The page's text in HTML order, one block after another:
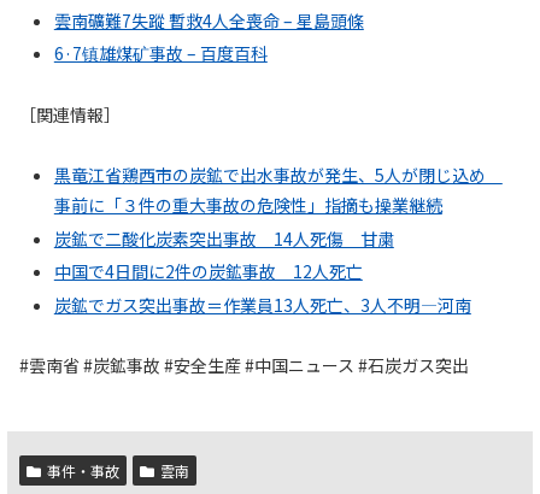
雲南礦難7失蹤 暫救4人全喪命 – 星島頭條
6·7镇雄煤矿事故 – 百度百科
［関連情報］
黒竜江省鶏西市の炭鉱で出水事故が発生、5人が閉じ込め
事前に「３件の重大事故の危険性」指摘も操業継続
炭鉱で二酸化炭素突出事故 14人死傷 甘粛
中国で4日間に2件の炭鉱事故 12人死亡
炭鉱でガス突出事故＝作業員13人死亡、3人不明―河南
#雲南省 #炭鉱事故 #安全生産 #中国ニュース #石炭ガス突出
事件・事故 雲南